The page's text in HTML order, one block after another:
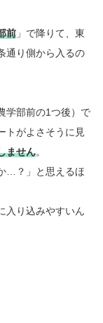
前 」で降りて、東
通り側から入るの
学部前の1つ後）で
トがよさそうに見
ません。
…？」と思えるほ
入り込みやすいん